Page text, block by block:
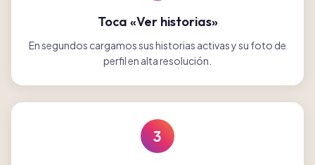
Toca «Ver historias»
En segundos cargamos sus historias activas y su foto de
perfil en alta resolución.
3